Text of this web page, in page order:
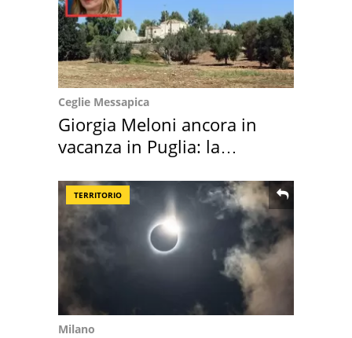
Ceglie Messapica
Giorgia Meloni ancora in
vacanza in Puglia: la
TERRITORIO
Milano